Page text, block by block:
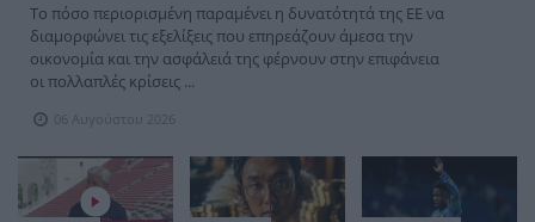
Το πόσο περιορισμένη παραμένει η δυνατότητά της ΕΕ να
διαμορφώνει τις εξελίξεις που επηρεάζουν άμεσα την
οικονομία και την ασφάλειά της φέρνουν στην επιφάνεια
οι πολλαπλές κρίσεις ...
06 Αυγούστου 2026